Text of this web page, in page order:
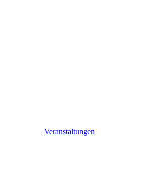
Veranstaltungen